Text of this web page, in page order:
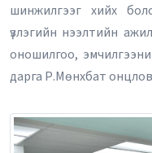
шинжилгээг хийх
үзлэгийн нээлтийн
оношилгоо,
дарга Р.Мөнхбат